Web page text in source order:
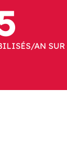
AN SUR